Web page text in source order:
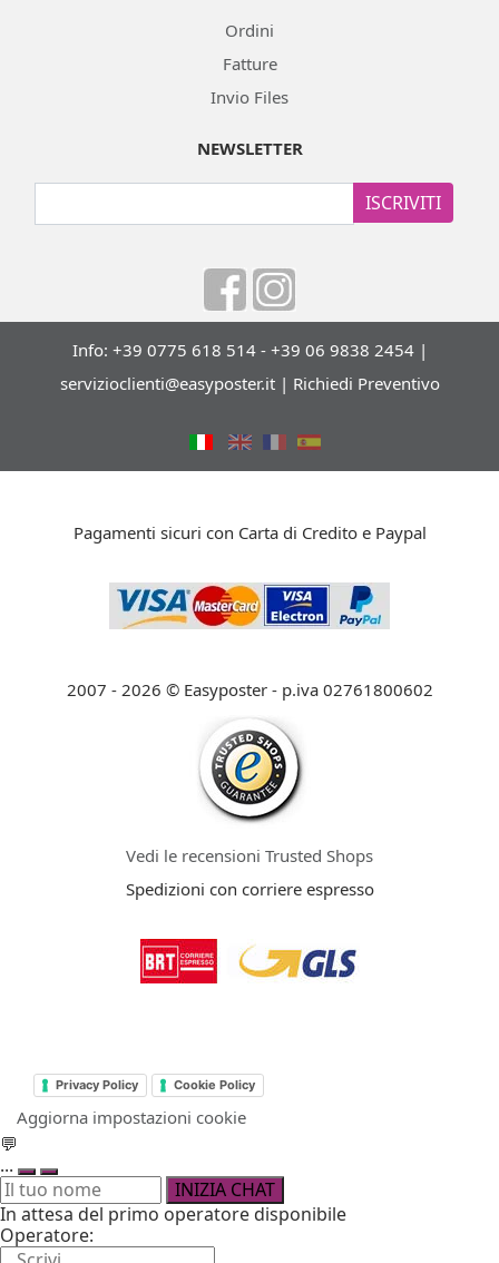
Ordini
Fatture
Invio Files
NEWSLETTER
ISCRIVITI
Info: +39 0775 618 514 - +39 06 9838 2454 |
servizioclienti@easyposter.it| Richiedi Preventivo
Pagamenti sicuri con Carta di Credito e Paypal
2007 - 2026 © Easyposter - p.iva 02761800602
Vedi le recensioni Trusted Shops
Spedizioni con corriere espresso
Privacy Policy Cookie Policy
Aggiorna impostazioni cookie
💬
...
INIZIA CHAT
In attesa del primo operatore disponibile
Operatore: